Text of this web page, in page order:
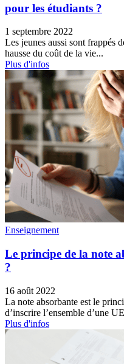
pour les étudiants ?
1 septembre 2022
Les jeunes aussi sont frappés
hausse du coût de la vie...
Plus d'infos
Enseignement
Le principe de la note
?
16 août 2022
La note absorbante est le
d’inscrire l’ensemble d’une
Plus d'infos